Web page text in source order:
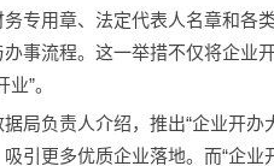
专用章、法定代表人名章和各
事流程。这一举措不仅将企业
”。
局负责人介绍，推出“企业开
引更多优质企业落地。而“企业